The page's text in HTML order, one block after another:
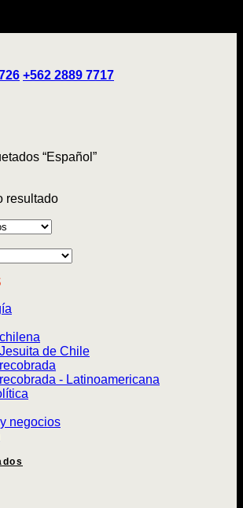
+562 2889 7717
“Español”
resultado
de Chile
- Latinoamericana
negocios